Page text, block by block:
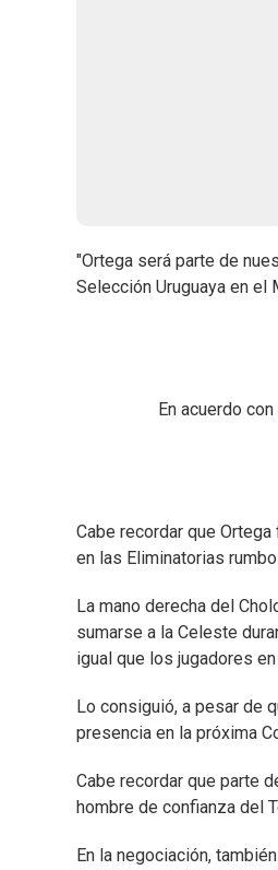
"Ortega será parte de
Selección Uruguaya en el
En acuerdo con
Cabe recordar que
en las Eliminatorias
La mano derecha del
sumarse a la Celeste
igual que los jugadores
Lo consiguió, a pesar de
presencia en la próxima
Cabe recordar que parte
hombre de confianza del
En la negociación,